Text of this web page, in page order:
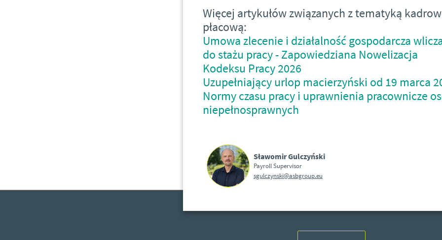
Więcej artykułów związanych z tematyką
płacową:
Umowa zlecenie i działalność gospodarcza
do stażu pracy - Zapowiedziana Nowelizacja
Kodeksu Pracy 2026
Uzupełniający urlop macierzyński od 19 marca
Normy czasu pracy i uprawnienia pracownicze
niepełnosprawnych
Sławomir Gulczyński
Payroll Supervisor
sgulczynski@asbgroup.eu